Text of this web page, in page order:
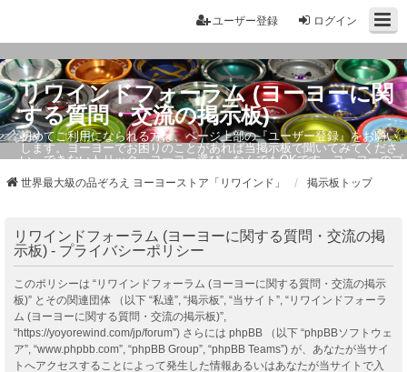
ログイン
ユーザー登録
リワインドフォーラム (ヨーヨーに関
する質問・交流の掲示板)
初めてご利用になられる方は、ページ上部の『ユーザー登録』をお願い
します。ヨーヨーでお困りのことがあれば当掲示板で聞いてみてくださ
い。できないトリック・ヨーヨー選び、なんでもOKです。ヨーヨーのプ
世界最大級の品ぞろえ ヨーヨーストア「リワインド」 掲示板トップ
リワインドフォーラム (ヨーヨーに関する質問・交流の掲
示板) - プライバシーポリシー
このポリシーは “リワインドフォーラム (ヨーヨーに関する質問・交流の掲示
板)” とその関連団体 （以下 “私達”, “掲示板”, “当サイト”, “リワインドフォーラ
ム (ヨーヨーに関する質問・交流の掲示板)”,
“https://yoyorewind.com/jp/forum”) さらには phpBB （以下 “phpBBソフトウェ
ア”, “www.phpbb.com”, “phpBB Group”, “phpBB Teams”) が、あなたが当サイ
トへアクセスすることによって発生した情報あるいはあなたが当サイトで入